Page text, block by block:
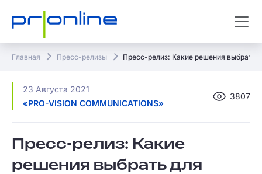
Главная Пресс-релизы Пресс-релиз: Какие решения выбрать
23 Августа 2021
«PRO-VISION COMMUNICATIONS»
3807
Пресс-релиз: Какие
решения выбрать для